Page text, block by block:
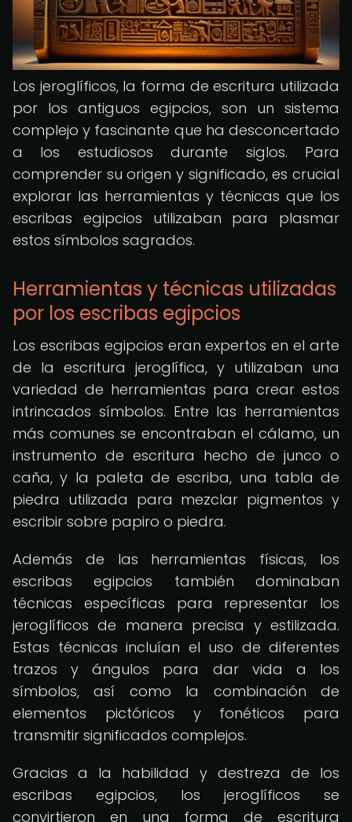
Los jeroglíficos, la forma de escritura utilizada
por los antiguos egipcios, son un sistema
complejo y fascinante que ha desconcertado
a los estudiosos durante siglos. Para
comprender su origen y significado, es crucial
explorar las herramientas y técnicas que los
escribas egipcios utilizaban para plasmar
estos símbolos sagrados.
Herramientas y técnicas utilizadas
por los escribas egipcios
Los escribas egipcios eran expertos en el arte
de la escritura jeroglífica, y utilizaban una
variedad de herramientas para crear estos
intrincados símbolos. Entre las herramientas
más comunes se encontraban el cálamo, un
instrumento de escritura hecho de junco o
caña, y la paleta de escriba, una tabla de
piedra utilizada para mezclar pigmentos y
escribir sobre papiro o piedra.
Además de las herramientas físicas, los
escribas egipcios también dominaban
técnicas específicas para representar los
jeroglíficos de manera precisa y estilizada.
Estas técnicas incluían el uso de diferentes
trazos y ángulos para dar vida a los
símbolos, así como la combinación de
elementos pictóricos y fonéticos para
transmitir significados complejos.
Gracias a la habilidad y destreza de los
escribas egipcios, los jeroglíficos se
convirtieron en una forma de escritura